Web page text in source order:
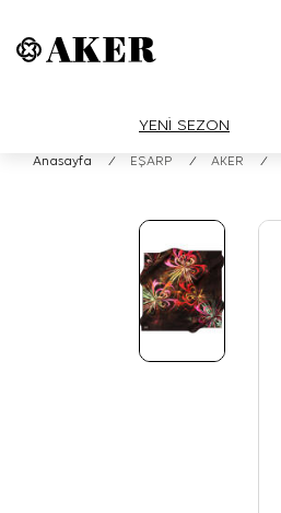
YENİ SEZON
Anasayfa / EŞARP / AKER /